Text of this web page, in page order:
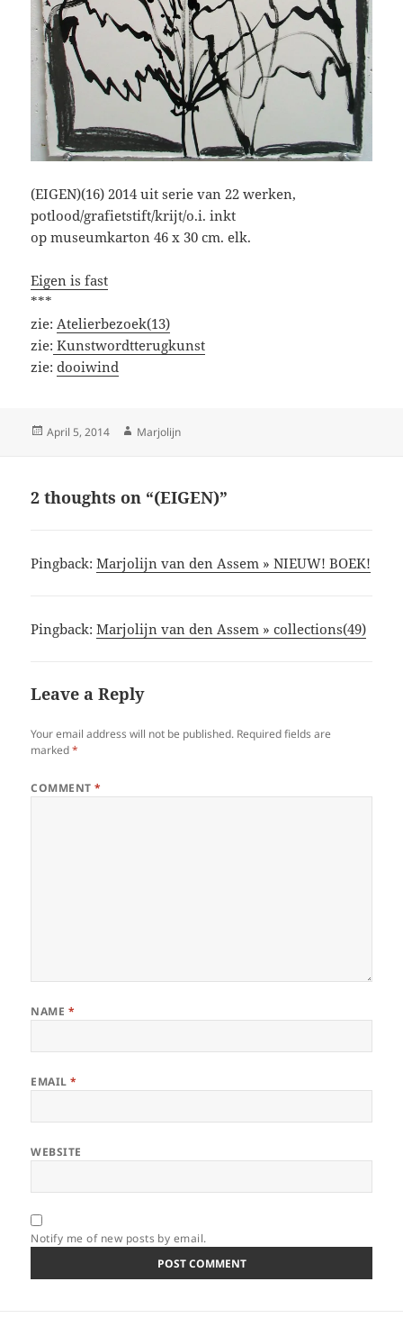
(EIGEN)(16) 2014 uit serie van 22 werken,
potlood/grafietstift/krijt/o.i. inkt
op museumkarton 46 x 30 cm. elk.
Eigen is fast
***
zie: Atelierbezoek(13)
zie: Kunstwordtterugkunst
zie:dooiwind
Posted
April 5, 2014 Author
Marjolijn
2 thoughts on “(EIGEN)”
Pingback:Marjolijn van den Assem » NIEUW! BOEK!
Pingback:Marjolijn van den Assem » collections(49)
Leave a Reply
Your email address will not be published. Required fields are
marked*
COMMENT*
NAME *
EMAIL*
WEBSITE
Notify me of new posts by email.